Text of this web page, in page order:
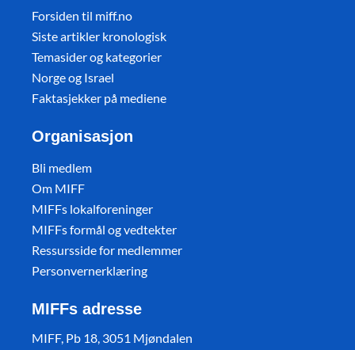
Forsiden til miff.no
Siste artikler kronologisk
Temasider og kategorier
Norge og Israel
Faktasjekker på mediene
Organisasjon
Bli medlem
Om MIFF
MIFFs lokalforeninger
MIFFs formål og vedtekter
Ressursside for medlemmer
Personvernerklæring
MIFFs adresse
MIFF, Pb 18, 3051 Mjøndalen